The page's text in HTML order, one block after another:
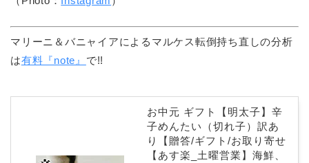
マリーニ＆バニャイアによるマルケス転倒持ち直しの分析
は有料『note』 で!!
お中元 ギフト【明太子】辛
子めんたい（切れ子）訳あ
り【贈答/ギフト/お取り寄せ
【あす楽_土曜営業】海鮮、